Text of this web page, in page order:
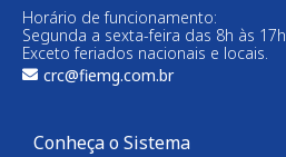
Horário de funcionamento:
Segunda a sexta-feira das 8h às 17h
Exceto feriados nacionais e locais.
crc@fiemg.com.br
Conheça o Sistema